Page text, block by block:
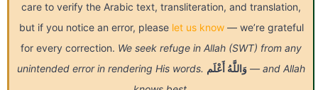
care to verify the Arabic text, transliteration, and translation,
but if you notice an error, please let us know— we’re grateful
for every correction. We seek refuge in Allah (SWT) from any
unintended error in rendering His words.
وَاللَّهُ أَعْلَم
— and Allah